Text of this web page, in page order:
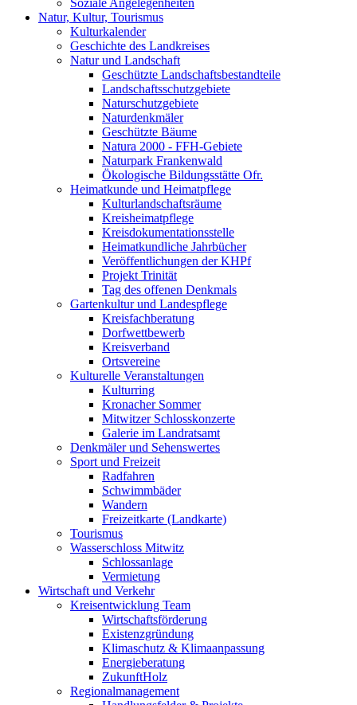
Soziale Angelegenheiten
Natur, Kultur, Tourismus
Kulturkalender
Geschichte des Landkreises
Natur und Landschaft
Geschützte Landschaftsbestandteile
Landschaftsschutzgebiete
Naturschutzgebiete
Naturdenkmäler
Geschützte Bäume
Natura 2000 - FFH-Gebiete
Naturpark Frankenwald
Ökologische Bildungsstätte Ofr.
Heimatkunde und Heimatpflege
Kulturlandschaftsräume
Kreisheimatpflege
Kreisdokumentationsstelle
Heimatkundliche Jahrbücher
Veröffentlichungen der KHPf
Projekt Trinität
Tag des offenen Denkmals
Gartenkultur und Landespflege
Kreisfachberatung
Dorfwettbewerb
Kreisverband
Ortsvereine
Kulturelle Veranstaltungen
Kulturring
Kronacher Sommer
Mitwitzer Schlosskonzerte
Galerie im Landratsamt
Denkmäler und Sehenswertes
Sport und Freizeit
Radfahren
Schwimmbäder
Wandern
Freizeitkarte (Landkarte)
Tourismus
Wasserschloss Mitwitz
Schlossanlage
Vermietung
Wirtschaft und Verkehr
Kreisentwicklung Team
Wirtschaftsförderung
Existenzgründung
Klimaschutz & Klimaanpassung
Energieberatung
ZukunftHolz
Regionalmanagement